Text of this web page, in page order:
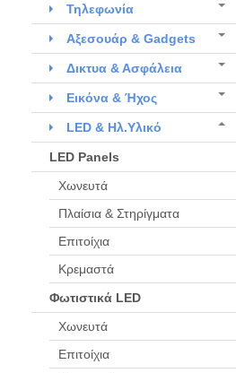
Τηλεφωνία
Αξεσουάρ & Gadgets
Δικτυα & Ασφάλεια
Εικόνα & Ήχος
LED & Ηλ.Υλικό
LED Panels
Χωνευτά
Πλαίσια & Στηρίγματα
Επιτοίχια
Κρεμαστά
Φωτιστικά LED
Χωνευτά
Επιτοίχια